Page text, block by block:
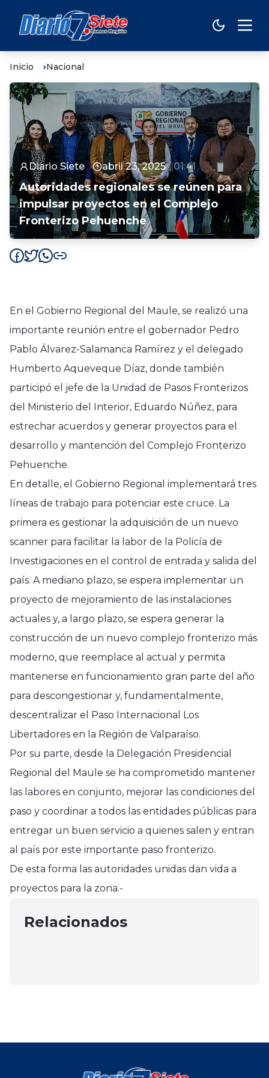
Inicio Nacional
Diario Siete abril 23, 2025 01:41
Autoridades regionales se reúnen para
impulsar proyectos en el Complejo
Fronterizo Pehuenche
En el Gobierno Regional del Maule, se realizó una
importante reunión entre el gobernador Pedro
Pablo Álvarez-Salamanca Ramírez y el delegado
Humberto Aqueveque Díaz, donde también
participó el jefe de la Unidad de Pasos Fronterizos
del Ministerio del Interior, Eduardo Núñez, para
estrechar acuerdos y generar proyectos para el
desarrollo y mantención del Complejo Fronterizo
Pehuenche.
En detalle, el Gobierno Regional implementará tres
líneas de trabajo para potenciar este cruce. La
primera es gestionar la adquisición de un nuevo
scanner para facilitar la labor de la Policía de
Investigaciones en el control de entrada y salida del
país. A mediano plazo, se espera implementar un
proyecto de mejoramiento de las instalaciones
actuales y, a largo plazo, se espera generar la
construcción de un nuevo complejo fronterizo más
moderno, que reemplace al actual y permita
mantenerse en funcionamiento gran parte del año
para descongestionar y, fundamentalmente,
descentralizar el Paso Internacional Los
Libertadores en la Región de Valparaíso.
Por su parte, desde la Delegación Presidencial
Regional del Maule se ha comprometido mantener
las labores en conjunto, mejorar las condiciones del
paso y coordinar a todos las entidades públicas para
entregar un buen servicio a quienes salen y entran
al país por este importante paso fronterizo.
De esta forma las autoridades unidas dan vida a
proyectos para la zona.-
Relacionados
Nacional
Cecilia Bolocco inaugura muestra
mayo 22, 2025
Nacional
Confirmada General de
tercer año en Mando de Zona
Villa Alegre alza la voz en el